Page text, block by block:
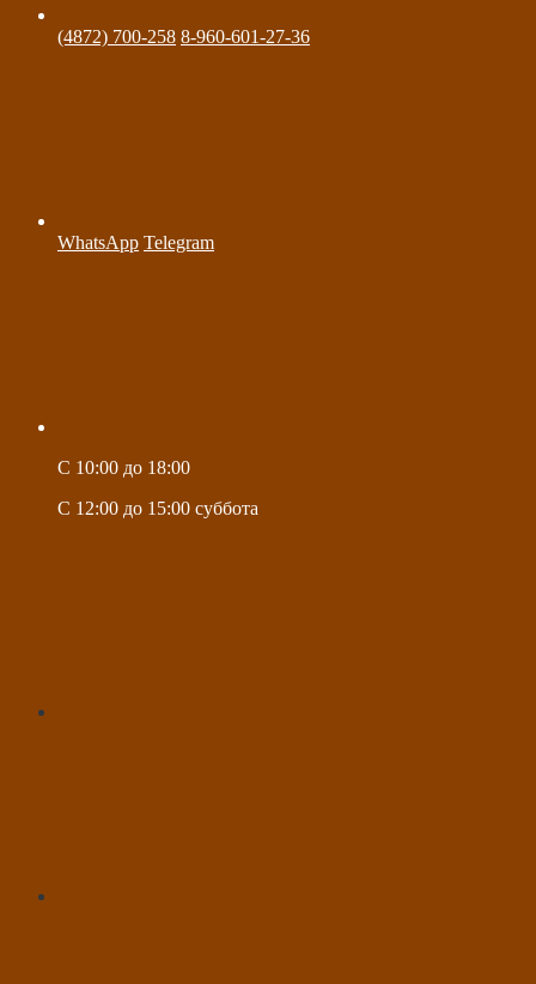
(4872) 700-258 8-960-601-27-36
WhatsApp Telegram
C 10:00 до 18:00
C 12:00 до 15:00 суббота